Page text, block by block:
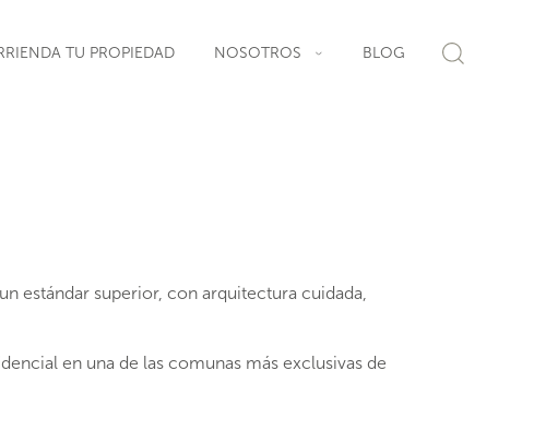
TU PROPIEDAD NOSOTROS BLOG
estándar superior, con arquitectura cuidada,
en una de las comunas más exclusivas de